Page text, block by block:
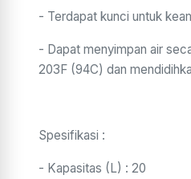
- Terdapat kunci untuk
- Dapat menyimpan air
203F (94C) dan
Spesifikasi :
- Kapasitas (L) : 20